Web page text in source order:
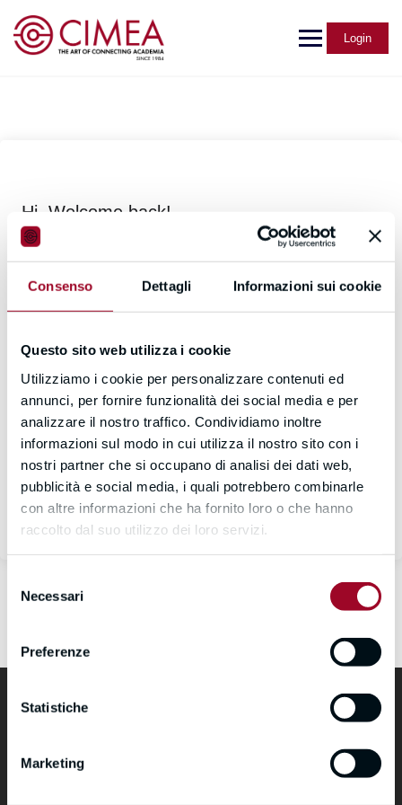
Consenso Dettagli Informazioni sui cookie
Questo sito web utilizza i cookie
Utilizziamo i cookie per personalizzare contenuti ed
annunci, per fornire funzionalità dei social media e per
analizzare il nostro traffico. Condividiamo inoltre
informazioni sul modo in cui utilizza il nostro sito con i
nostri partner che si occupano di analisi dei dati web,
pubblicità e social media, i quali potrebbero combinarle
con altre informazioni che ha fornito loro o che hanno
raccolto dal suo utilizzo dei loro servizi.
delNecessari
Preferenze
Statistiche
Marketing
Login
Hi, Welcome back!
Keep me signed in Forgot Password?
Sign In
Don't have an account?